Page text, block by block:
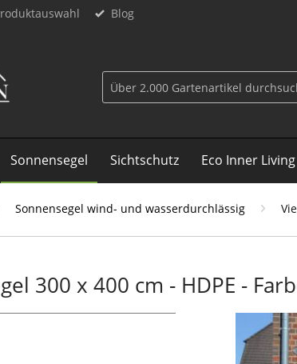
Blog
Sonnensegel Sichtschutz Eco Inner Living
Sonnensegel wind- und wasserdurchlässig
300 x 400 cm - HDPE -